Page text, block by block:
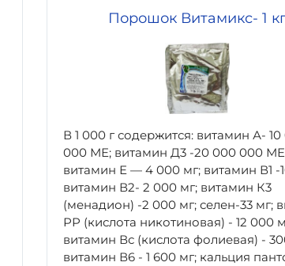
Порошок Витамикс- 1
В 1 000 г содержится: витамин А-
000 МЕ; витамин Д3 -20 000 000
витамин Е — 4 000 мг; витамин В1 -
витамин В2- 2 000 мг; витамин К3
(менадион) -2 000 мг; селен-33 мг;
РР (кислота никотиновая) - 12 000
витамин Вс (кислота фолиевая) -
витамин В6 - 1 600 мг; кальция